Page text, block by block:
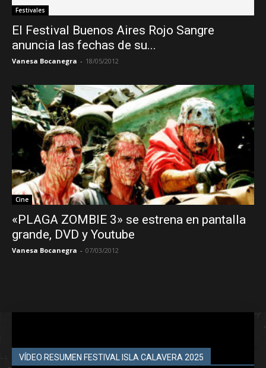
Festivales
El Festival Buenos Aires Rojo Sangre
anuncia las fechas de su...
Vanesa Bocanegra - 18/05/2012
Cine
«PLAGA ZOMBIE 3» se estrena en pantalla
grande, DVD y Youtube
Vanesa Bocanegra - 07/03/2012
VÍDEO RESUMEN FESTIVAL ISLA CALAVERA 2025